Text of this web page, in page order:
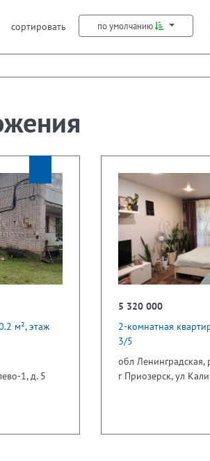
сортировать по умолчанию
м², этаж
1, д. 5
5 320 000
2-комнатная
3/5
обл Ленинградская,
г Приозерск, ул